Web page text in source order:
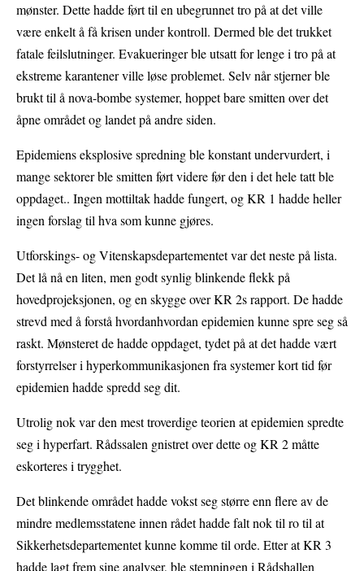
mønster. Dette hadde ført til en ubegrunnet tro på at det ville
være enkelt å få krisen under kontroll. Dermed ble det trukket
fatale feilslutninger. Evakueringer ble utsatt for lenge i tro på at
ekstreme karantener ville løse problemet. Selv når stjerner ble
brukt til å nova-bombe systemer, hoppet bare smitten over det
åpne området og landet på andre siden.
Epidemiens eksplosive spredning ble konstant undervurdert, i
mange sektorer ble smitten ført videre før den i det hele tatt ble
oppdaget.. Ingen mottiltak hadde fungert, og KR 1 hadde heller
ingen forslag til hva som kunne gjøres.
Utforskings- og Vitenskapsdepartementet var det neste på lista.
Det lå nå en liten, men godt synlig blinkende flekk på
hovedprojeksjonen, og en skygge over KR 2s rapport. De hadde
strevd med å forstå hvordanhvordan epidemien kunne spre seg så
raskt. Mønsteret de hadde oppdaget, tydet på at det hadde vært
forstyrrelser i hyperkommunikasjonen fra systemer kort tid før
epidemien hadde spredd seg dit.
Utrolig nok var den mest troverdige teorien at epidemien spredte
seg i hyperfart. Rådssalen gnistret over dette og KR 2 måtte
eskorteres i trygghet.
Det blinkende området hadde vokst seg større enn flere av de
mindre medlemsstatene innen rådet hadde falt nok til ro til at
Sikkerhetsdepartementet kunne komme til orde. Etter at KR 3
hadde lagt frem sine analyser, ble stemningen i Rådshallen